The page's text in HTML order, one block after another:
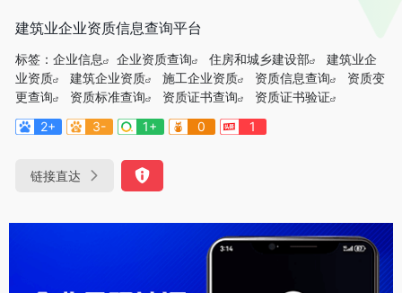
建筑业企业资质信息查询平台
标签： 企业信息 企业资质查询 住房和城乡建设部
建筑业企
业资质
建筑企业资质 施工企业资质 资质信息查询
资质变
更查询
资质标准查询 资质证书查询
资质证书验证
2+
3- 1+ 0 1
链接直达